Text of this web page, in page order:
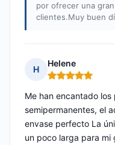
por ofrecer una
clientes.Muy buen
H
Helene
Nota: 5 de 5
Me han encantado
semipermanentes, el
envase perfecto La
un poco larga para mi